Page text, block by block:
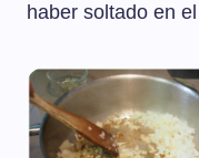
haber soltado en